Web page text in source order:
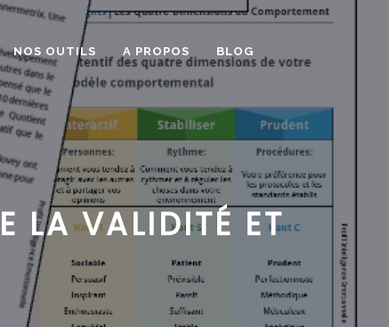
NOS OUTILS A PROPOS BLOG
LA VALIDITÉ ET